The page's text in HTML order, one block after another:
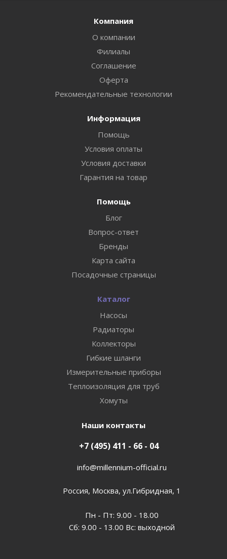
Компания
О компании
Филиалы
Соглашение
Оферта
Рекомендательные технологии
Информация
Помощь
Условия оплаты
Условия доставки
Гарантия на товар
Помощь
Блог
Вопрос-ответ
Бренды
Карта сайта
Посадочные страницы
Каталог
Насосы
Радиаторы
Коллекторы
Гибкие шланги
Измерительные приборы
Теплоизоляция для труб
Хомуты
Наши контакты
+7 (495) 411 - 66 - 04
info@millennium-official.ru
Россия, Москва, ул.Гибридная, 1
Пн - Пт: 9.00 - 18.00
Сб: 9.00 - 13.00 Вс: выходной